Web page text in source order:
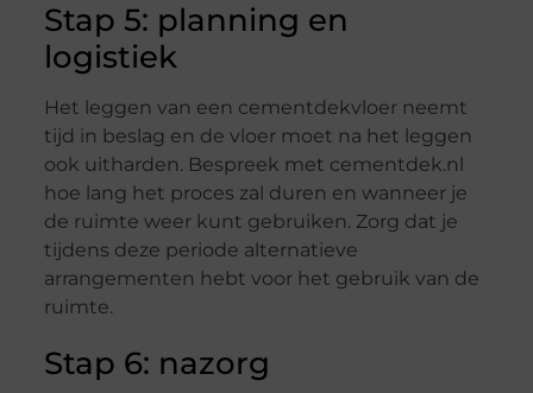
Stap 5: planning en
logistiek
Het leggen van een cementdekvloer neemt
tijd in beslag en de vloer moet na het leggen
ook uitharden. Bespreek met cementdek.nl
hoe lang het proces zal duren en wanneer je
de ruimte weer kunt gebruiken. Zorg dat je
tijdens deze periode alternatieve
arrangementen hebt voor het gebruik van de
ruimte.
Stap 6: nazorg